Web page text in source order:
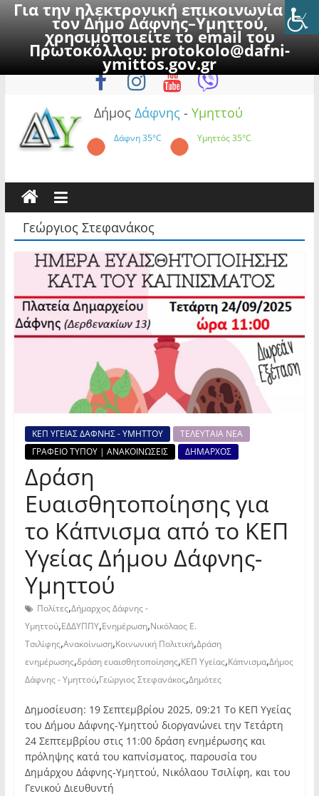
Για την ηλεκτρονική επικοινωνία με
τον Δήμο Δάφνης–Υμηττού,
χρησιμοποιείτε το email του
Πρωτοκόλλου:protokolo@dafni-
ymittos.gov.gr
to
Σάββατο, 8 Αυγούστου 2026
Δήμος Δάφνης - Υμηττού
Δάφνη35°C Υμηττός35°C
Γεώργιος Στεφανάκος
ΚΕΠ ΥΓΕΙΑΣ ΔΑΦΝΗΣ - ΥΜΗΤΤΟΥ
ΤΕΛΕΥΤΑΙΑ ΝΕΑ
ΓΡΑΦΕΙΟ ΤΥΠΟΥ | ΑΝΑΚΟΙΝΩΣΕΙΣ
ΔΗΜΑΡΧΟΣ
Δράση
Ευαισθητοποίησης για
το Κάπνισμα από το ΚΕΠ
Υγείας Δήμου Δάφνης-
Υμηττού
Πολίτες,Δήμαρχος Δάφνης -
Υμηττού,ΕΔΔΥΠΠΥ,Ενημέρωση,Νικόλαος Ε.
Τσιλίφης,Ανακοίνωση,Κοινωνική Πολιτική,Δράση
ενημέρωσης,δράση ευαισθητοποίησης,ΚΕΠ Υγείας,Κάπνισμα,Δήμος
Δάφνης - Υμηττού,Γεώργιος Στεφανάκος,Δημότες
Δημοσίευση: 19 Σεπτεμβρίου 2025, 09:21 Το ΚΕΠ Υγείας
του Δήμου Δάφνης-Υμηττού διοργανώνει την Τετάρτη
24 Σεπτεμβρίου στις 11:00 δράση ενημέρωσης και
πρόληψης κατά του καπνίσματος, παρουσία του
Δημάρχου Δάφνης-Υμηττού, Νικόλαου Τσιλίφη, και του
Γενικού Διευθυντή